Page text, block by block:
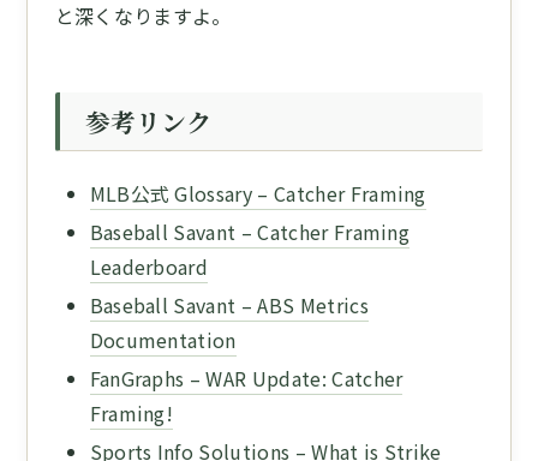
と深くなりますよ。
参考リンク
MLB公式 Glossary – Catcher Framing
Baseball Savant – Catcher Framing
Leaderboard
Baseball Savant – ABS Metrics
Documentation
FanGraphs – WAR Update: Catcher
Framing!
Sports Info Solutions – What is Strike